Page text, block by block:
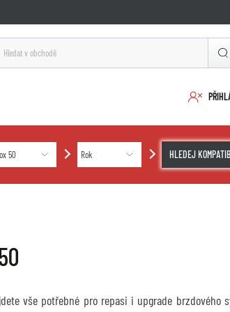
HLEDEJ
vše potřebné pro repasi i upgrade brzdového